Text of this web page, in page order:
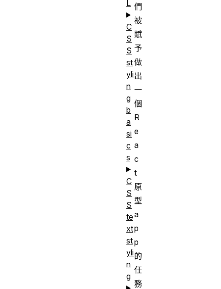
們
被
賦
予
做
出
一
個
R
e
a
c
t
原
型
a
p
p
的
任
務
L
C
S
S
st
yli
n
g
b
a
si
c
s
C
S
S
te
xt
st
yli
n
g